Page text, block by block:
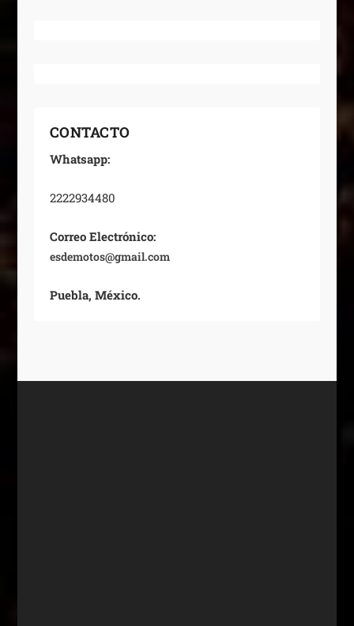
CONTACTO
Whatsapp:
2222934480
Correo Electrónico:
esdemotos@gmail.com
Puebla, México.